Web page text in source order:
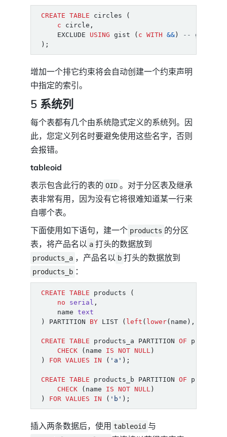
CREATE TABLE circles
(
c
circle ,
EXCLUDE
USING gist ( c WITH && )
);
增加一个排它约束将会自动创建一个约束声明
中指定的索引。
5 系统列
每个表都有几个由系统隐式定义的系统列。因
此，您定义列名时要避免使用这些名字，否则
会报错。
tableoid
表示包含此行的表的 OID 。对于分区表及继承
表非常有用，因为没有它将很难知道某一行来
自哪个表。
下面使用如下语句，建一个 products 的分区
表，将产品名以 a 打头的数据放到
products_a ，产品名以 b 打头的数据放到
products_b ：
CREATE TABLE products
(
no
serial ,
name text
)
PARTITION BY LIST ( left ( lower( name ),
CREATE TABLE products_a PARTITION OF
products
CHECK
( name IS NOT NULL )
)
FOR VALUES IN ( 'a' );
CREATE TABLE products_b PARTITION OF
products
CHECK
( name IS NOT NULL )
)
FOR VALUES IN ( 'b' );
插入两条数据后，使用 tableoid 与